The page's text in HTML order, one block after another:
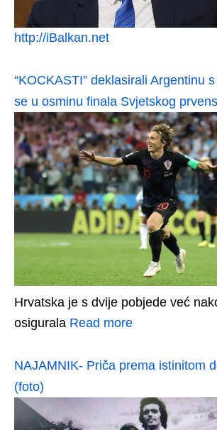
http://iBalkan.net
“KOCKASTI” deklasirali Argentinu
se u osminu finala Svjetskog
Hrvatska je s dvije pobjede već
osigurala Read more
NAJAMNIK- Priča prema istinitom
(foto)